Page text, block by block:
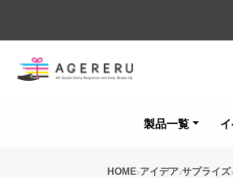
製品一覧
HOME アイデア サプライズ